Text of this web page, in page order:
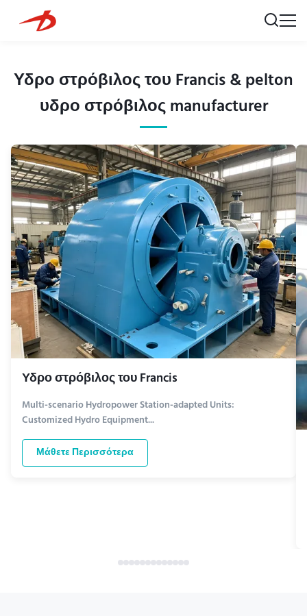
Υδρο στρόβιλος του Francis & pelton
υδρο στρόβιλος manufacturer
Υδρο στρόβιλος του Francis
Multi-scenario Hydropower Station-adapted Units:
Customized Hydro Equipment...
Μάθετε Περισσότερα